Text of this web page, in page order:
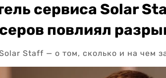
сервиса Solar
повлиял
Staff — о том, сколько и на чем